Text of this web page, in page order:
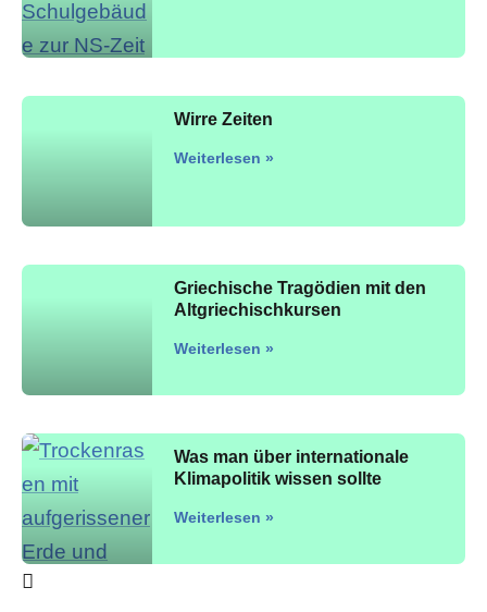
Wirre Zeiten
Weiterlesen »
Griechische Tragödien mit den
Altgriechischkursen
Weiterlesen »
Was man über internationale
Klimapolitik wissen sollte
Weiterlesen »